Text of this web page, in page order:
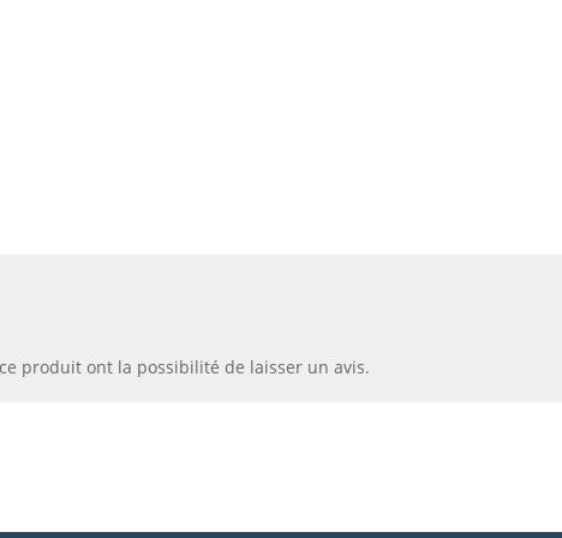
produit ont la possibilité de laisser un avis.